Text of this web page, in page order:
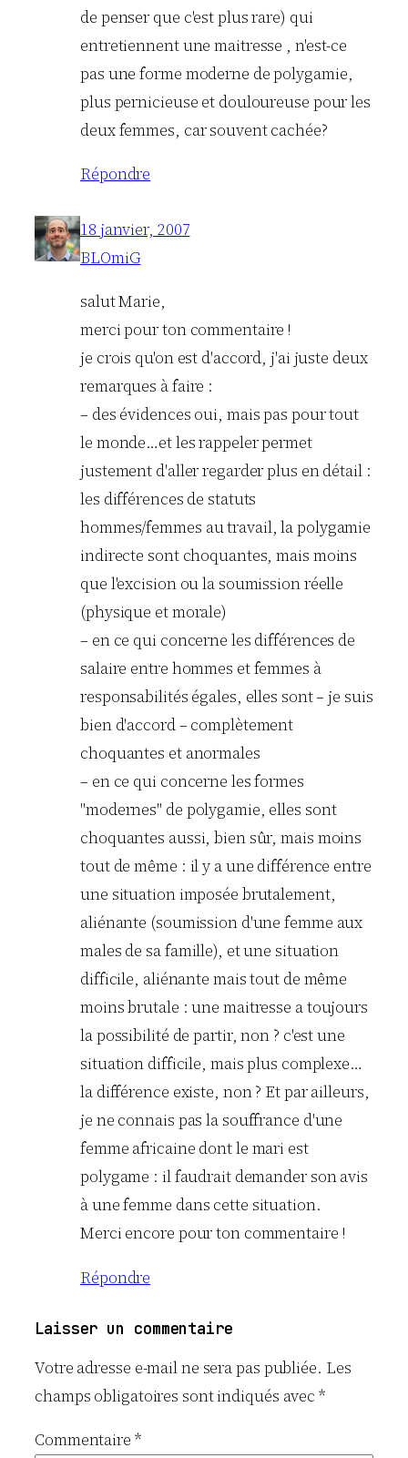
de penser que c'est plus rare) qui
entretiennent une maitresse , n'est-ce
pas une forme moderne de polygamie,
plus pernicieuse et douloureuse pour les
deux femmes, car souvent cachée?
Répondre
18 janvier, 2007
BLOmiG
salut Marie,
merci pour ton commentaire !
je crois qu'on est d'accord, j'ai juste deux
remarques à faire :
– des évidences oui, mais pas pour tout
le monde…et les rappeler permet
justement d'aller regarder plus en détail :
les différences de statuts
hommes/femmes au travail, la polygamie
indirecte sont choquantes, mais moins
que l'excision ou la soumission réelle
(physique et morale)
– en ce qui concerne les différences de
salaire entre hommes et femmes à
responsabilités égales, elles sont – je suis
bien d'accord – complètement
choquantes et anormales
– en ce qui concerne les formes
"modernes" de polygamie, elles sont
choquantes aussi, bien sûr, mais moins
tout de même : il y a une différence entre
une situation imposée brutalement,
aliénante (soumission d'une femme aux
males de sa famille), et une situation
difficile, aliénante mais tout de même
moins brutale : une maitresse a toujours
la possibilité de partir, non ? c'est une
situation difficile, mais plus complexe…
la différence existe, non ? Et par ailleurs,
je ne connais pas la souffrance d'une
femme africaine dont le mari est
polygame : il faudrait demander son avis
à une femme dans cette situation.
Merci encore pour ton commentaire !
Répondre
Laisser un commentaire
Votre adresse e-mail ne sera pas publiée. Les
champs obligatoires sont indiqués avec*
Commentaire *